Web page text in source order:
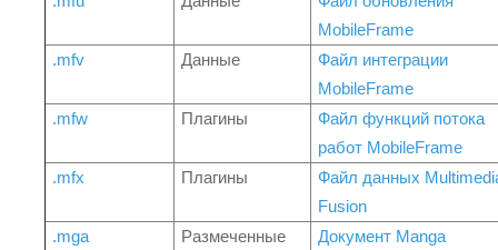
MobileFrame
.mfv
Данные
Файл интеграции
MobileFrame
.mfw
Плагины
Файл функций потока
работ MobileFrame
.mfx
Плагины
Файл данных
Fusion
.mga
Размеченные
Документ Manga